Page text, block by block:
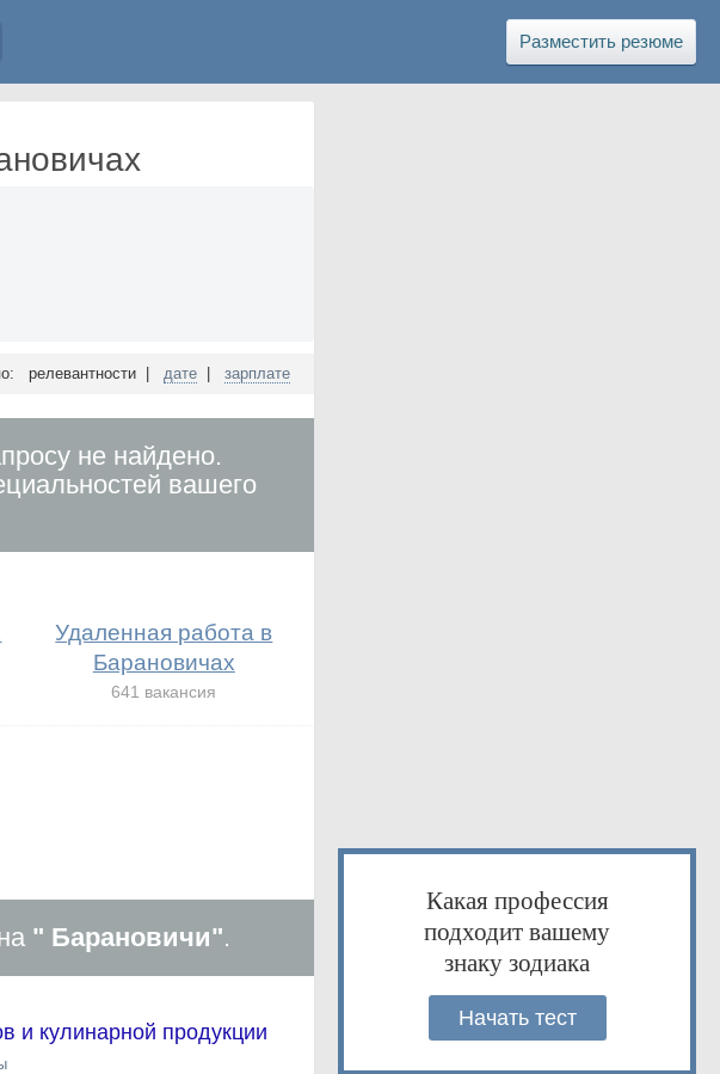
Разместить резюме
релевантности | дате зарплате
не найдено.
вашего
Удаленная работа в
Барановичах
641 вакансия
" Барановичи".
и кулинарной продукции
Какая профессия
подходит вашему
знаку зодиака
Начать тест